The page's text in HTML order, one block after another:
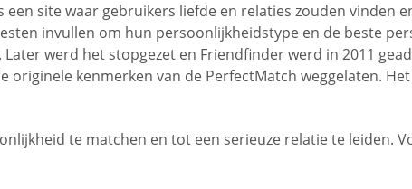
site waar gebruikers liefde en relaties zouden vinden
invullen om hun persoonlijkheidstype en de beste
Later werd het stopgezet en Friendfinder werd in 2011
originele kenmerken van de PerfectMatch weggelaten.
te matchen en tot een serieuze relatie te leiden.